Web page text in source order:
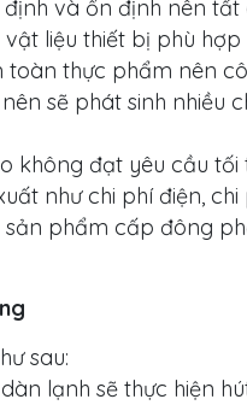
và ổn định nên
liệu thiết bị phù
toàn thực phẩm nên
sẽ phát sinh nhiều
đạt yêu cầu tối
như chi phí điện,
phẩm cấp đông
sau:
lạnh sẽ thực hiện